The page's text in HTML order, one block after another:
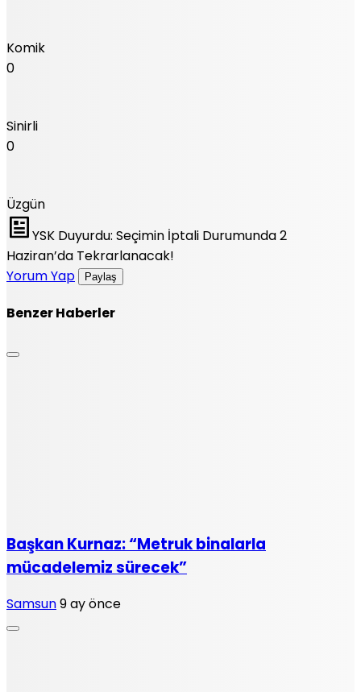
Komik
0
Sinirli
0
Üzgün
YSK Duyurdu: Seçimin İptali Durumunda 2
Haziran’da Tekrarlanacak!
Yorum Yap
Paylaş
Benzer Haberler
Başkan Kurnaz: “Metruk binalarla
mücadelemiz sürecek”
Samsun9 ay önce